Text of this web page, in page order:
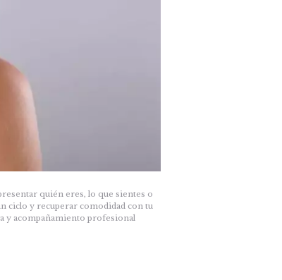
quién eres, lo que sientes o
ciclo y recuperar comodidad con tu
y acompañamiento profesional